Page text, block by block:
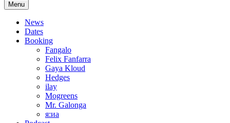
Menu
News
Dates
Booking
Fangalo
Felix Fanfarra
Gaya Kloud
Hedges
ilay
Mogreens
Mr. Galonga
я:иа